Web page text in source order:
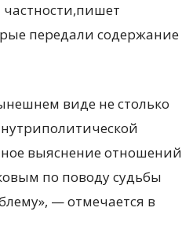
передали содержание
виде не столько
выяснение отношений
по поводу судьбы
— отмечается в